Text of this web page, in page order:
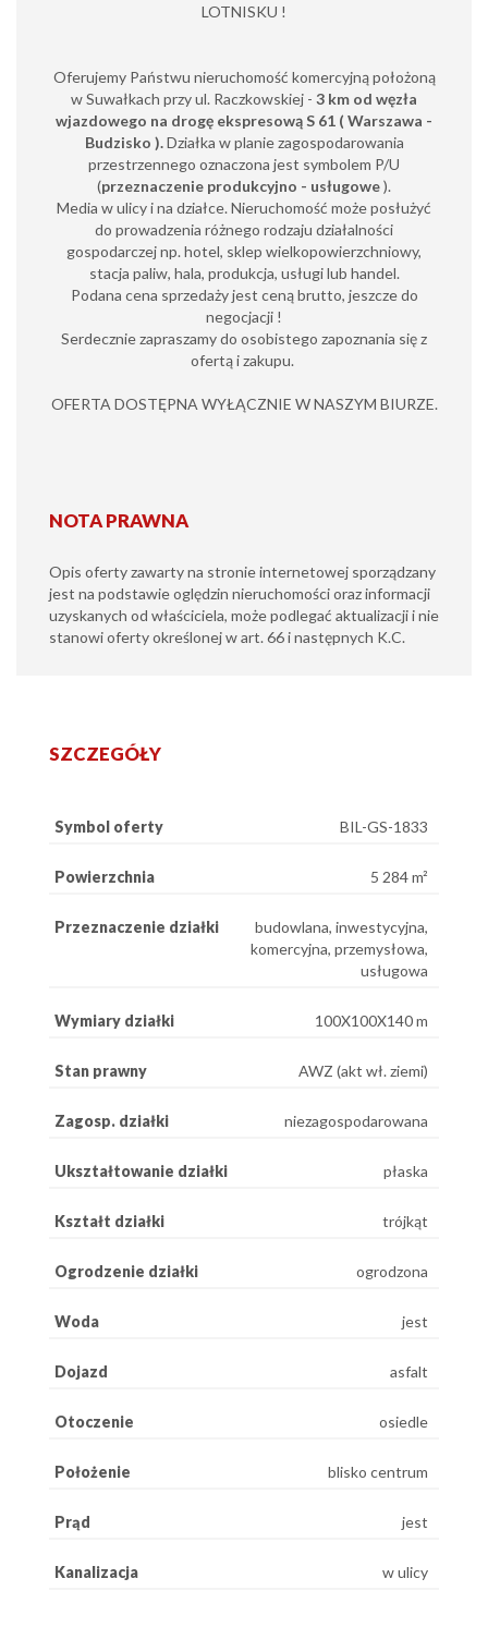
LOTNISKU !
Oferujemy Państwu nieruchomość komercyjną położoną
w Suwałkach przy ul. Raczkowskiej - 3 km od węzła
wjazdowego na drogę ekspresową S 61 ( Warszawa -
Budzisko ).Działka w planie zagospodarowania
przestrzennego oznaczona jest symbolem P/U
(przeznaczenie produkcyjno - usługowe).
Media w ulicy i na działce. Nieruchomość może posłużyć
do prowadzenia różnego rodzaju działalności
gospodarczej np. hotel, sklep wielkopowierzchniowy,
stacja paliw, hala, produkcja, usługi lub handel.
Podana cena sprzedaży jest ceną brutto, jeszcze do
negocjacji !
Serdecznie zapraszamy do osobistego zapoznania się z
ofertą i zakupu.
OFERTA DOSTĘPNA WYŁĄCZNIE W NASZYM BIURZE.
NOTA PRAWNA
Opis oferty zawarty na stronie internetowej sporządzany
jest na podstawie oględzin nieruchomości oraz informacji
uzyskanych od właściciela, może podlegać aktualizacji i nie
stanowi oferty określonej w art. 66 i następnych K.C.
SZCZEGÓŁY
Symbol oferty BIL-GS-1833
Powierzchnia 5 284 m²
Przeznaczenie działki
budowlana, inwestycyjna,
komercyjna, przemysłowa,
usługowa
Wymiary działki 100X100X140 m
Stan prawny AWZ (akt wł. ziemi)
Zagosp. działki niezagospodarowana
Ukształtowanie działki płaska
Kształt działki trójkąt
Ogrodzenie działki ogrodzona
Woda jest
Dojazd asfalt
Otoczenie osiedle
Położenie blisko centrum
Prąd jest
Kanalizacja w ulicy